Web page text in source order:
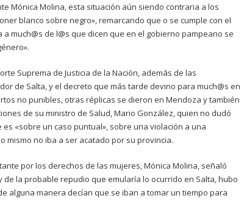
Mónica Molina, esta situación aún siendo contraria a los
blanco sobre negro», remarcando que o se cumple con el
much@s de l@s que dicen que en el gobierno pampeano se
Suprema de Justicia de la Nación, además de las
de Salta, y el decreto que más tarde devino para much@s en
no punibles, otras réplicas se dieron en Mendoza y también
de su ministro de Salud, Mario González, quien no dudó
«sobre un caso puntual», sobre una violación a una
mismo no iba a ser acatado por su provincia.
por los derechos de las mujeres, Mónica Molina, señaló
la probable repudio que emularía lo ocurrido en Salta, hubo
alguna manera decían que se iban a tomar un tiempo para